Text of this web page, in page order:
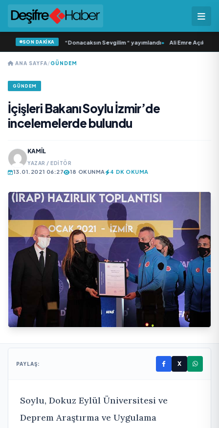
SON DAKİKA
‘dan İkinci Tekli “Donacaksın Sevgilim “ yayımlandı• Ali Emre Açıkgöz
ANA SAYFA/GÜNDEM
GÜNDEM
İçişleri Bakanı Soylu İzmir’de
incelemelerde bulundu
KAMIL
YAZAR / EDITÖR
13.01.2021 06:27 18 OKUNMA 4 DK OKUMA
PAYLAŞ: X
Soylu, Dokuz Eylül Üniversitesi ve
Deprem Araştırma ve Uygulama